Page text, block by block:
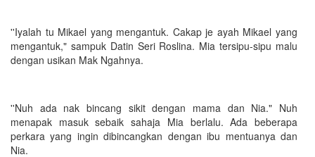
''Iyalah tu Mikael yang mengantuk. Cakap je ayah Mikael yang
mengantuk," sampuk Datin Seri Roslina. Mia tersipu-sipu malu
dengan usikan Mak Ngahnya.
''Nuh ada nak bincang sikit dengan mama dan Nia." Nuh
menapak masuk sebaik sahaja Mia berlalu. Ada beberapa
perkara yang ingin dibincangkan dengan ibu mentuanya dan
Nia.